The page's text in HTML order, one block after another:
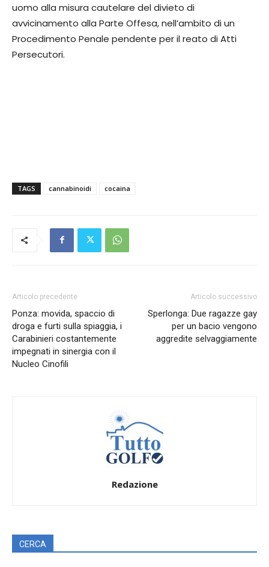
uomo alla misura cautelare del divieto di
avvicinamento alla Parte Offesa, nell’ambito di un
Procedimento Penale pendente per il reato di Atti
Persecutori.
TAGS cannabinoidi cocaina
Articolo precedente
Ponza: movida, spaccio di
droga e furti sulla spiaggia, i
Carabinieri costantemente
impegnati in sinergia con il
Nucleo Cinofili
Articolo successivo
Sperlonga: Due ragazze gay
per un bacio vengono
aggredite selvaggiamente
Redazione
CERCA